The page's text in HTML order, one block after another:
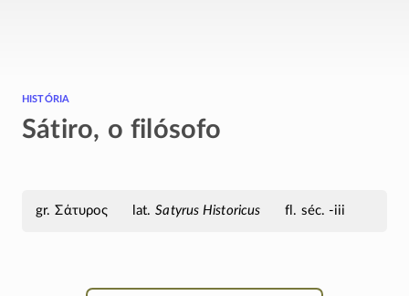
história
Sátiro, o filósofo
Σάτυρος Satyrus Historicus fl. séc. -iii